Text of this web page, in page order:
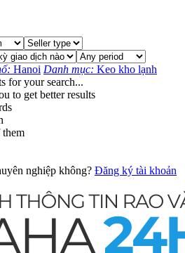
Hanoi Danh mục: Keo kho lạnh
for your search...
to get better results
them
nghiệp không? Đăng ký tài khoản